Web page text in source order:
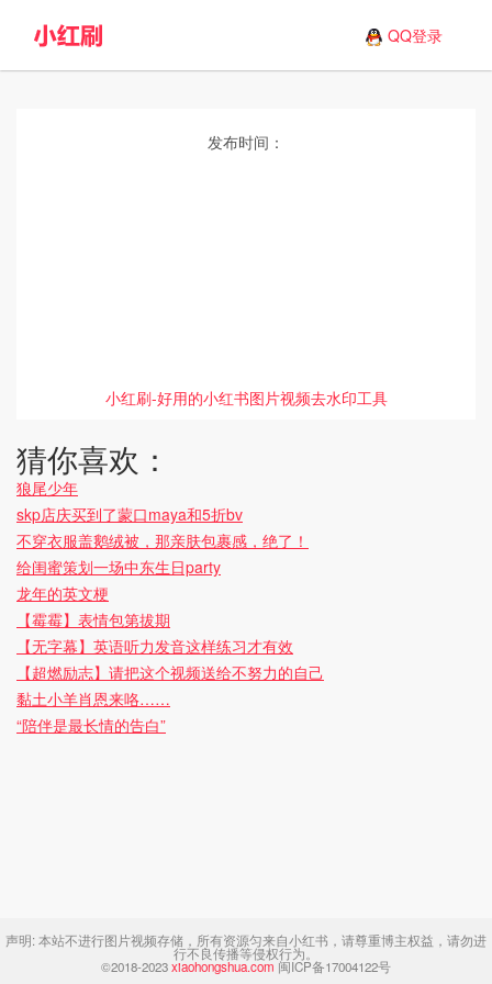
QQ登录
发布时间：
小红刷-好用的小红书图片视频去水印工具
猜你喜欢：
狼尾少年
skp店庆买到了蒙口maya和5折bv
不穿衣服盖鹅绒被，那亲肤包裹感，绝了！
给闺蜜策划一场中东生日party
龙年的英文梗
【霉霉】表情包第拔期
【无字幕】英语听力发音这样练习才有效
【超燃励志】请把这个视频送给不努力的自己
黏土小羊肖恩来咯……
“陪伴是最长情的告白”
声明:本站不进行图片视频存储，所有资源匀来自小红书，请尊重博主权益，请勿进
行不良传播等侵权行为。
©2018-2023xiaohongshua.com 闽ICP备17004122号